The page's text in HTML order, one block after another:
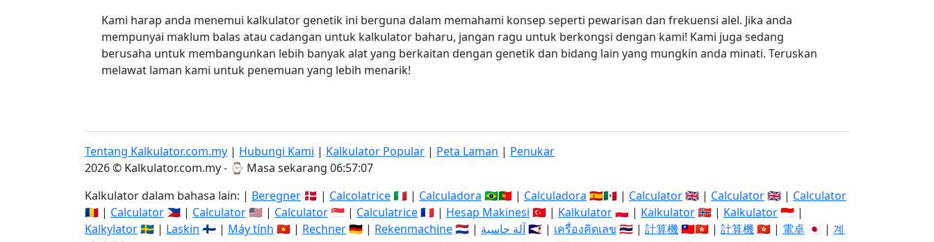
Kami harap anda menemui kalkulator genetik ini berguna dalam memahami konsep seperti pewarisan dan frekuensi alel. Jika anda
mempunyai maklum balas atau cadangan untuk kalkulator baharu, jangan ragu untuk berkongsi dengan kami! Kami juga sedang
berusaha untuk membangunkan lebih banyak alat yang berkaitan dengan genetik dan bidang lain yang mungkin anda minati. Teruskan
melawat laman kami untuk penemuan yang lebih menarik!
Tentang Kalkulator.com.my | Hubungi Kami | Kalkulator Popular | Peta Laman | Penukar
2026 © Kalkulator.com.my - ⌚ Masa sekarang 06:57:07
Kalkulator dalam bahasa lain: | Beregner 🇩🇰 | Calcolatrice🇮🇹 | Calculadora 🇧🇷🇵🇹 | Calculadora 🇪🇸🇲🇽 | Calculator🇬🇧 | Calculator🇬🇧 | Calculator
🇷🇴 | Calculator 🇵🇭 | Calculator🇺🇸 | Calculator🇸🇬 | Calculatrice🇫🇷 | Hesap Makinesi 🇹🇷 | Kalkulator🇵🇱 | Kalkulator🇳🇴 | Kalkulator🇮🇩 |
Kalkylator🇸🇪 | Laskin 🇫🇮 | Máy tính 🇻🇳 | Rechner🇩🇪 | Rekenmachine🇳🇱 | آلة حاسبة🇸🇦 | เครื่องคิดเลข 🇹🇭 | 計算機🇹🇼🇭🇰 | 計算機🇭🇰 | 電卓 🇯🇵 | 계